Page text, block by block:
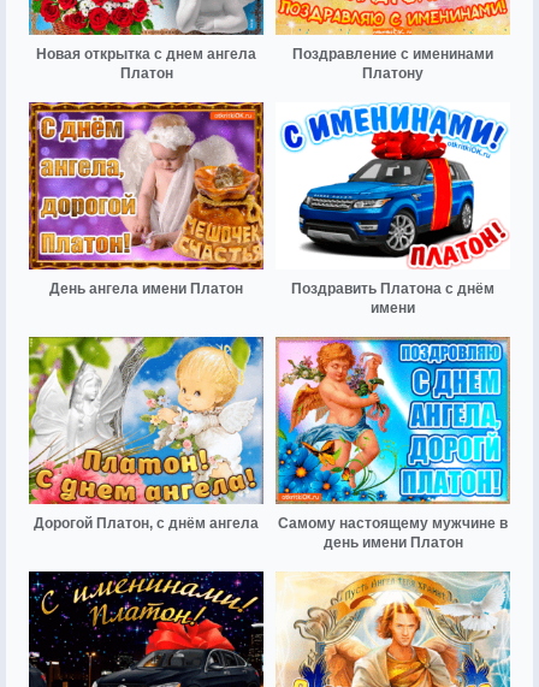
Новая открытка с днем ангела
Платон
Поздравление с именинами
Платону
День ангела имени Платон
Поздравить Платона с днём
имени
Дорогой Платон, с днём ангела
Самому настоящему мужчине в
день имени Платон